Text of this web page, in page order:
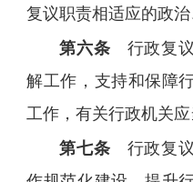
复议职责相适应的政治
第六条 行政复
解工作，支持和保障
工作，有关行政机关应
第七条 行政复